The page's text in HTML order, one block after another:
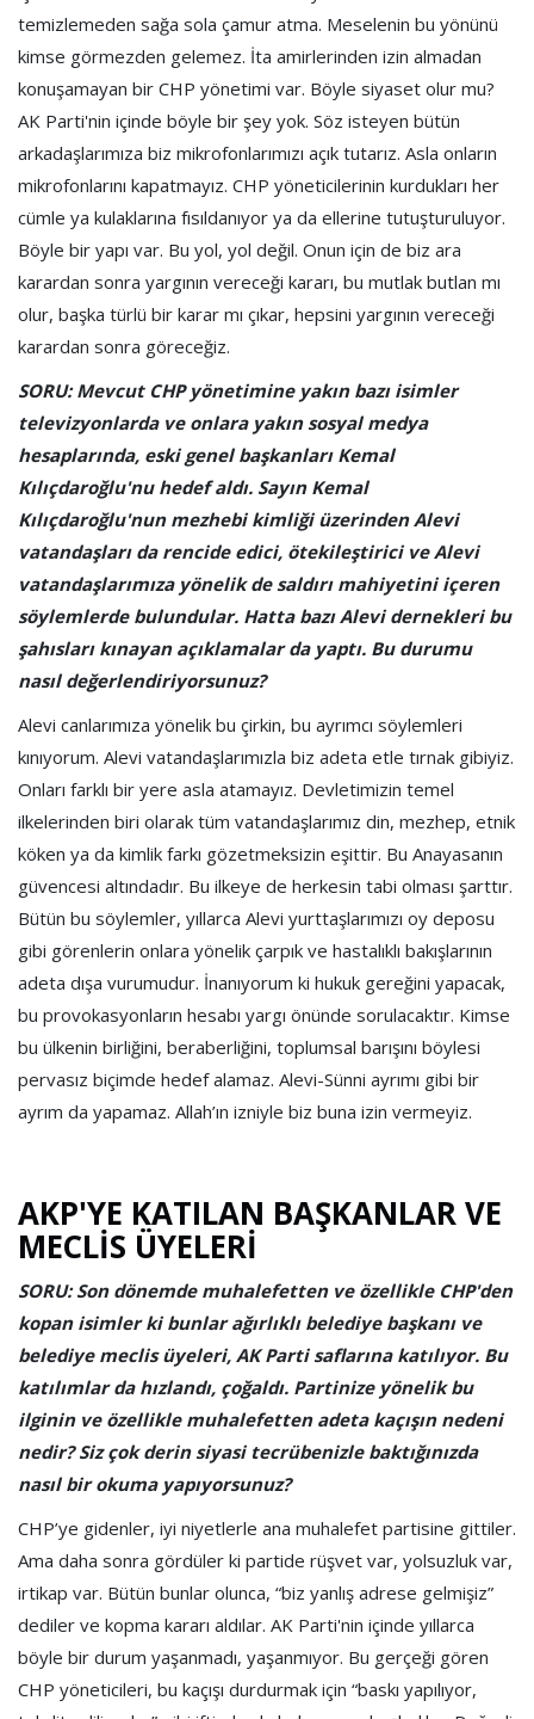
temizlemeden sağa sola çamur atma. Meselenin bu yönünü
kimse görmezden gelemez. İta amirlerinden izin almadan
konuşamayan bir CHP yönetimi var. Böyle siyaset olur mu?
AK Parti'nin içinde böyle bir şey yok. Söz isteyen bütün
arkadaşlarımıza biz mikrofonlarımızı açık tutarız. Asla onların
mikrofonlarını kapatmayız. CHP yöneticilerinin kurdukları her
cümle ya kulaklarına fısıldanıyor ya da ellerine tutuşturuluyor.
Böyle bir yapı var. Bu yol, yol değil. Onun için de biz ara
karardan sonra yargının vereceği kararı, bu mutlak butlan mı
olur, başka türlü bir karar mı çıkar, hepsini yargının vereceği
karardan sonra göreceğiz.
SORU: Mevcut CHP yönetimine yakın bazı isimler
televizyonlarda ve onlara yakın sosyal medya
hesaplarında, eski genel başkanları Kemal
Kılıçdaroğlu'nu hedef aldı. Sayın Kemal
Kılıçdaroğlu'nun mezhebi kimliği üzerinden Alevi
vatandaşları da rencide edici, ötekileştirici ve Alevi
vatandaşlarımıza yönelik de saldırı mahiyetini içeren
söylemlerde bulundular. Hatta bazı Alevi dernekleri bu
şahısları kınayan açıklamalar da yaptı. Bu durumu
nasıl değerlendiriyorsunuz?
Alevi canlarımıza yönelik bu çirkin, bu ayrımcı söylemleri
kınıyorum. Alevi vatandaşlarımızla biz adeta etle tırnak gibiyiz.
Onları farklı bir yere asla atamayız. Devletimizin temel
ilkelerinden biri olarak tüm vatandaşlarımız din, mezhep, etnik
köken ya da kimlik farkı gözetmeksizin eşittir. Bu Anayasanın
güvencesi altındadır. Bu ilkeye de herkesin tabi olması şarttır.
Bütün bu söylemler, yıllarca Alevi yurttaşlarımızı oy deposu
gibi görenlerin onlara yönelik çarpık ve hastalıklı bakışlarının
adeta dışa vurumudur. İnanıyorum ki hukuk gereğini yapacak,
bu provokasyonların hesabı yargı önünde sorulacaktır. Kimse
bu ülkenin birliğini, beraberliğini, toplumsal barışını böylesi
pervasız biçimde hedef alamaz. Alevi-Sünni ayrımı gibi bir
ayrım da yapamaz. Allah’ın izniyle biz buna izin vermeyiz.
AKP'YE KATILAN BAŞKANLAR VE
MECLİS ÜYELERİ
SORU: Son dönemde muhalefetten ve özellikle CHP'den
kopan isimler ki bunlar ağırlıklı belediye başkanı ve
belediye meclis üyeleri, AK Parti saflarına katılıyor. Bu
katılımlar da hızlandı, çoğaldı. Partinize yönelik bu
ilginin ve özellikle muhalefetten adeta kaçışın nedeni
nedir? Siz çok derin siyasi tecrübenizle baktığınızda
nasıl bir okuma yapıyorsunuz?
CHP’ye gidenler, iyi niyetlerle ana muhalefet partisine gittiler.
Ama daha sonra gördüler ki partide rüşvet var, yolsuzluk var,
irtikap var. Bütün bunlar olunca, “biz yanlış adrese gelmişiz”
dediler ve kopma kararı aldılar. AK Parti'nin içinde yıllarca
böyle bir durum yaşanmadı, yaşanmıyor. Bu gerçeği gören
CHP yöneticileri, bu kaçışı durdurmak için “baskı yapılıyor,